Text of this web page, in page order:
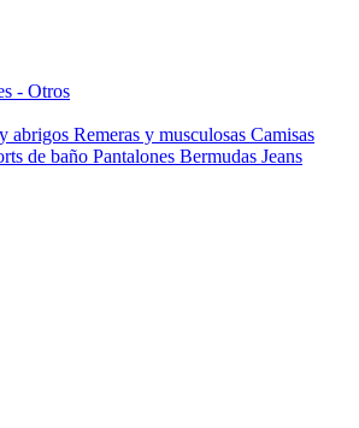
- Otros
abrigos Remeras y musculosas Camisas
de baño Pantalones Bermudas Jeans